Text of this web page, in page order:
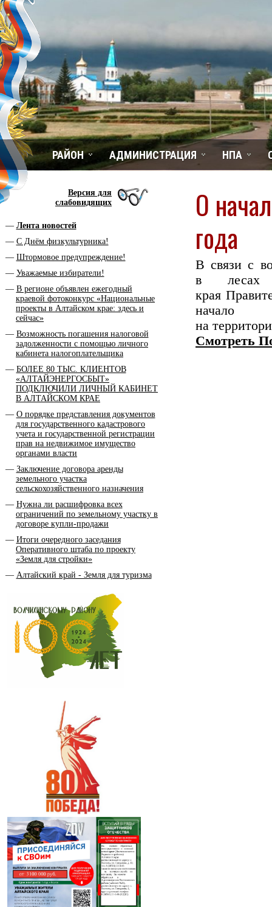
РАЙОН АДМИНИСТРАЦИЯ НПА
Версия для
слабовидящих
Лента новостей
С Днём физкультурника!
Штормовое предупреждение!
Уважаемые избиратели!
В регионе объявлен ежегодный
краевой фотоконкурс «Национальные
проекты в Алтайском крае: здесь и
сейчас»
Возможность погашения налоговой
задолженности с помощью личного
кабинета налогоплательщика
БОЛЕЕ 80 ТЫС. КЛИЕНТОВ
«АЛТАЙЭНЕРГОСБЫТ»
ПОДКЛЮЧИЛИ ЛИЧНЫЙ КАБИНЕТ
В АЛТАЙСКОМ КРАЕ
О порядке представления документов
для государственного кадастрового
учета и государственной регистрации
прав на недвижимое имущество
органами власти
Заключение договора аренды
земельного участка
сельскохозяйственного назначения
Нужна ли расшифровка всех
ограничений по земельному участку в
договоре купли-продажи
Итоги очередного заседания
Оперативного штаба по проекту
«Земля для стройки»
Алтайский край - Земля для туризма
О
года
В связи с
в лесах
края
начало
на
Смотреть